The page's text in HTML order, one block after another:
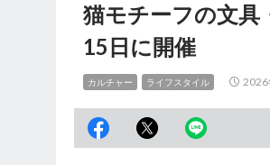
猫モチーフの文
15日に開催
カルチャー ライフスタイル 2026